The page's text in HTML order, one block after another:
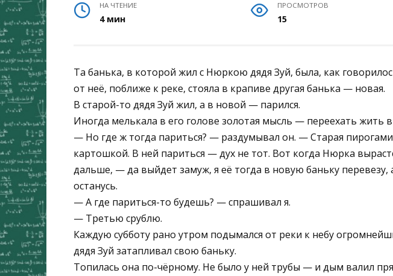
НА ЧТЕНИЕ
4 мин
ПРОСМОТРОВ
15
Та банька, в которой жил с Нюркою дядя Зуй, была, как
от неё, поближе к реке, стояла в крапиве другая банька — новая.
В старой-то дядя Зуй жил, а в новой — парился.
Иногда мелькала в его голове золотая мысль — переехать жить
— Но где ж тогда париться? — раздумывал он. — Старая
картошкой. В ней париться — дух не тот. Вот когда Нюрка
дальше, — да выйдет замуж, я её тогда в новую баньку перевезу,
останусь.
— А где париться-то будешь? — спрашивал я.
— Третью срублю.
Каждую субботу рано утром подымался от реки к небу
дядя Зуй затапливал свою баньку.
Топилась она по-чёрному. Не было у ней трубы — и дым валил